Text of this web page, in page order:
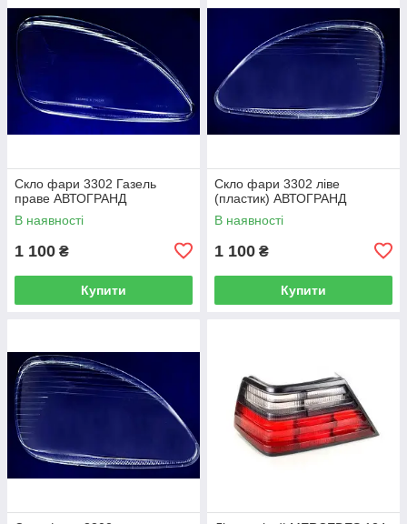
Скло фари 3302 Газель
праве АВТОГРАНД
В наявності
1 100 ₴
Купити
Скло фари 3302 ліве
(пластик) АВТОГРАНД
В наявності
1 100 ₴
Купити